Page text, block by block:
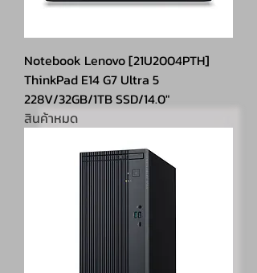
Notebook Lenovo [21U2004PTH]
ThinkPad E14 G7 Ultra 5
228V/32GB/1TB SSD/14.0″
สินค้าหมด